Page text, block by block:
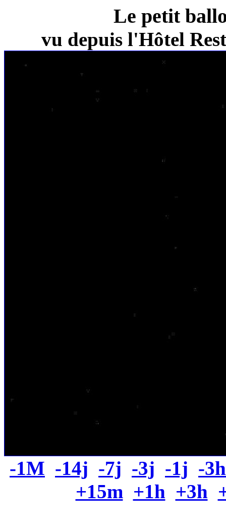
Le petit
vu depuis l'Hôtel
-1M -14j -7j -3j -1j -3h
+15m +1h +3h